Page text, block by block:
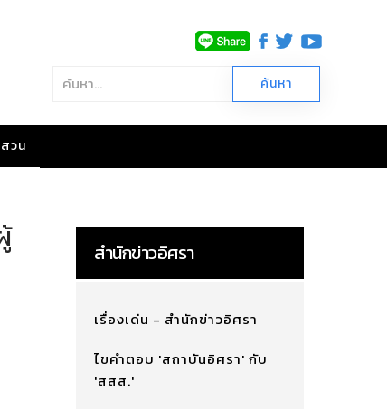
วน
สำนักข่าวอิศรา
เรื่องเด่น - สำนักข่าวอิศรา
ไขคำตอบ 'สถาบันอิศรา' กับ
'สสส.'